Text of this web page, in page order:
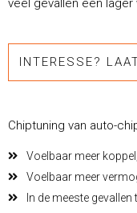
veel gevallen een lager
INTERESSE?
Chiptuning van auto-
Voelbaar meer koppel;
Voelbaar meer
In de meeste